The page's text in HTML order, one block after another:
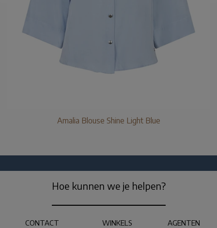
Amalia Blouse Shine Light Blue
Hoe kunnen we je helpen?
CONTACT WINKELS AGENTEN